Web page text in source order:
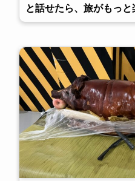
と話せたら、旅がもっと